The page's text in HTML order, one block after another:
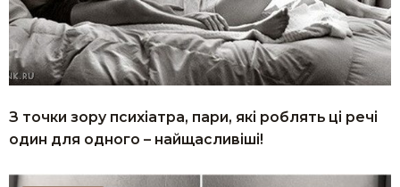
З точки зору психіатра, пари, які роблять ці речі
один для одного – найщасливіші!